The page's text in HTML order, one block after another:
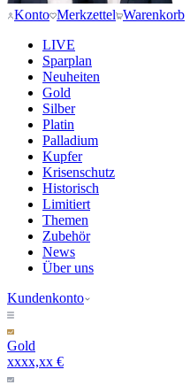
Konto Merkzettel Warenkorb
LIVE
Sparplan
Neuheiten
Gold
Silber
Platin
Palladium
Kupfer
Krisenschutz
Historisch
Limitiert
Themen
Zubehör
News
Über uns
Kundenkonto
Gold
xxxx,xx €